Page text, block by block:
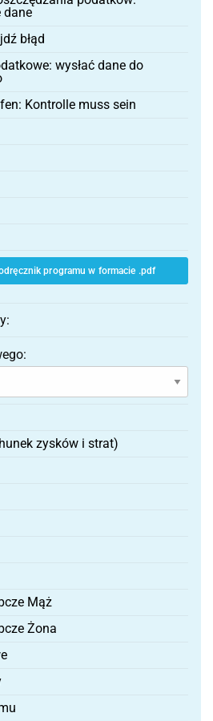
dane
błąd
wysłać dane do
Kontrolle muss sein
programu w formacie .pdf
zysków i strat)
Mąż
Żona